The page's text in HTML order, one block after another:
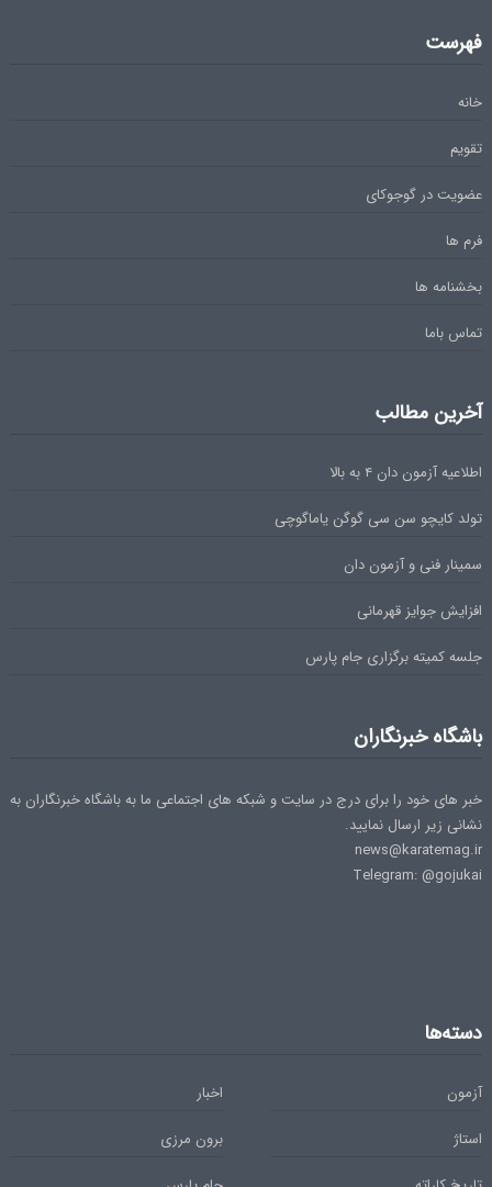
فهرست
خانه
تقویم
عضویت در گوجوکای
فرم ها
بخشنامه ها
تماس باما
آخرین مطالب
اطلاعیه آزمون دان ۴ به بالا
تولد کایچو سن سی گوگن یاماگوچی
سمینار فنی و آزمون دان
افزایش جوایز قهرمانی
جلسه کمیته برگزاری جام پارس
باشگاه خبرنگاران
خبر های خود را برای درج در سایت و شبکه های اجتماعی ما به باشگاه خبرنگاران به
نشانی زیر ارسال نمایید.
news@karatemag.ir
Telegram: @gojukai
دسته‌ها
آزمون
اخبار
استاژ
برون مرزی